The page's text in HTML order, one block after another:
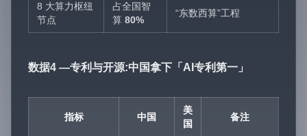
8 大算力枢纽
节点
占全国智
算 80%
“东数西算”工程
数据4 —专利与开源:中国拿下「AI专利第一」
指标 中国
美
国
备注